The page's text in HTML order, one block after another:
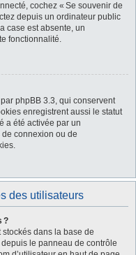
cochez « Se souvenir de
depuis un ordinateur public
case est absente, un
fonctionnalité.
phpBB 3.3, qui conservent
enregistrent aussi le statut
a été activée par un
connexion ou de
des utilisateurs
?
dans la base de
le panneau de contrôle